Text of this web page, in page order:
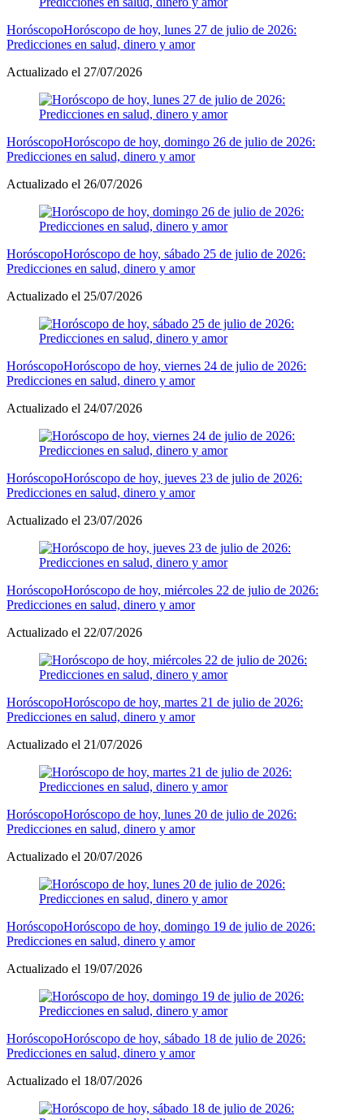
HoróscopoHoróscopo de hoy, lunes 27 de julio de 2026:
Predicciones en salud, dinero y amor
Actualizado el 27/07/2026
HoróscopoHoróscopo de hoy, domingo 26 de julio de 2026:
Predicciones en salud, dinero y amor
Actualizado el 26/07/2026
HoróscopoHoróscopo de hoy, sábado 25 de julio de 2026:
Predicciones en salud, dinero y amor
Actualizado el 25/07/2026
HoróscopoHoróscopo de hoy, viernes 24 de julio de 2026:
Predicciones en salud, dinero y amor
Actualizado el 24/07/2026
HoróscopoHoróscopo de hoy, jueves 23 de julio de 2026:
Predicciones en salud, dinero y amor
Actualizado el 23/07/2026
HoróscopoHoróscopo de hoy, miércoles 22 de julio de 2026:
Predicciones en salud, dinero y amor
Actualizado el 22/07/2026
HoróscopoHoróscopo de hoy, martes 21 de julio de 2026:
Predicciones en salud, dinero y amor
Actualizado el 21/07/2026
HoróscopoHoróscopo de hoy, lunes 20 de julio de 2026:
Predicciones en salud, dinero y amor
Actualizado el 20/07/2026
HoróscopoHoróscopo de hoy, domingo 19 de julio de 2026:
Predicciones en salud, dinero y amor
Actualizado el 19/07/2026
HoróscopoHoróscopo de hoy, sábado 18 de julio de 2026:
Predicciones en salud, dinero y amor
Actualizado el 18/07/2026